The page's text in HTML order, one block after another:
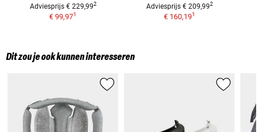
Adviesprijs € 229,992
€ 99,971
Adviesprijs € 209,992
€ 160,191
Dit zou je ook kunnen interesseren